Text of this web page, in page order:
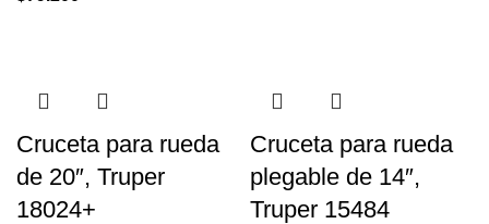
Cruceta para rueda
de 20″, Truper
18024+
Cruceta para rueda
plegable de 14″,
Truper 15484